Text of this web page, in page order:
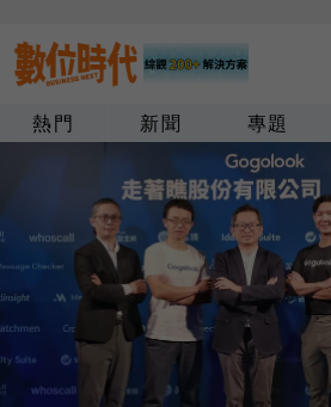
熱門 新聞 專題